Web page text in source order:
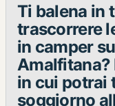
Ti balena in
trascorrere
in camper
Amalfitana?
in cui potrai
soggiorno